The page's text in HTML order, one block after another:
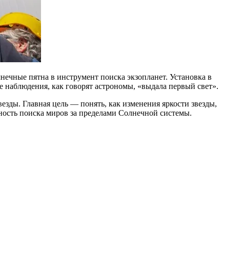
пятна в инструмент поиска экзопланет. Установка в
как говорят астрономы, «выдала первый свет».
Главная цель — понять, как изменения яркости звезды,
поиска миров за пределами Солнечной системы.